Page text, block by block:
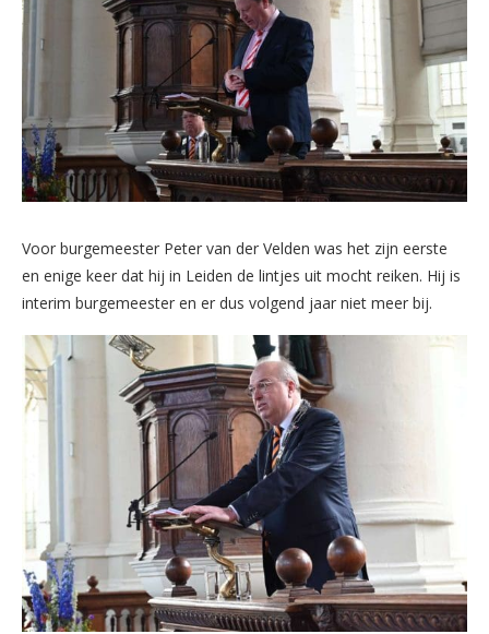
Voor burgemeester Peter van der Velden was het zijn eerste
en enige keer dat hij in Leiden de lintjes uit mocht reiken. Hij is
interim burgemeester en er dus volgend jaar niet meer bij.